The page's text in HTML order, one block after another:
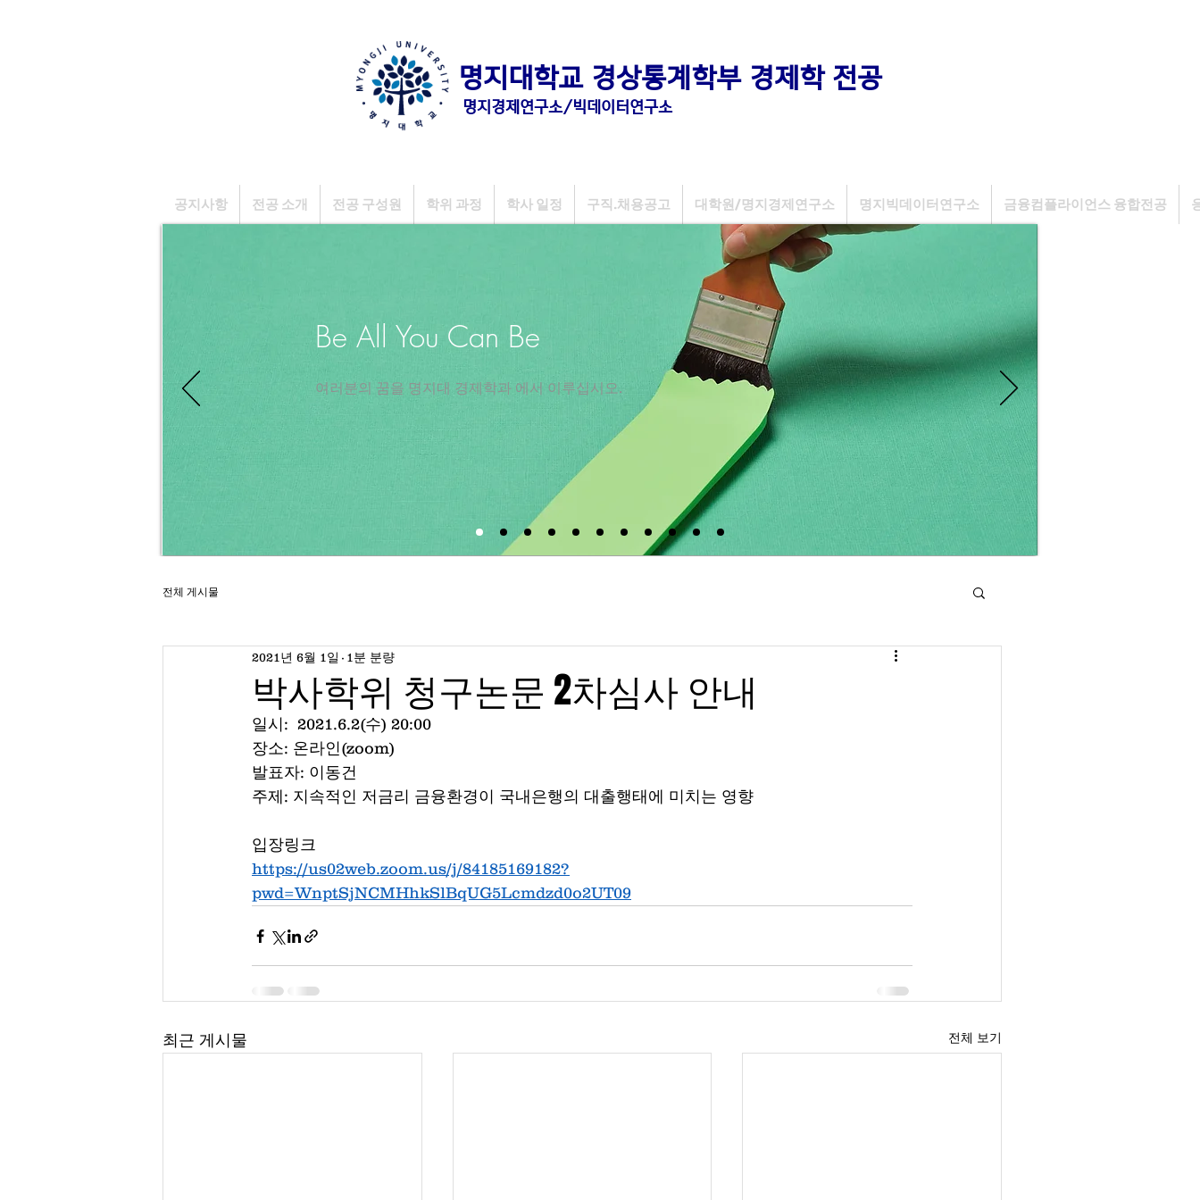
명지대학교 경상통계학부 경제학 전공
명지경제연구소/빅데이터연구소
공지사항 전공 소개 전공 구성원 학위 과정 학사 일정 구직.채용공고 대학원/명지경제연구소 명지빅데이터연구소 금융컴플라이언스 융합전공
Be All You Can Be
​여러분의 꿈을 명지대 경제학과 에서 이루십시오.
전체 게시물
박사학위 청구논문 2차심사 안내
2021년 6월 1일 1분 분량
일시:  2021.6.2(수) 20:00
장소: 온라인(zoom)
발표자: 이동건
주제: 지속적인 저금리 금융환경이 국내은행의 대출행태에 미치는 영향
입장링크
https://us02web.zoom.us/j/84185169182?
pwd=WnptSjNCMHhkSlBqUG5Lcmdzd0o2UT09
최근 게시물 전체 보기